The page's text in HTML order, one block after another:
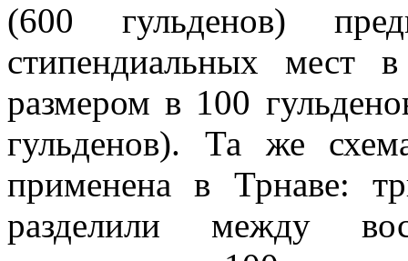
(600 гульденов)
стипендиальных мест
размером в 100
гульденов). Та же
применена в Трнаве:
разделили между